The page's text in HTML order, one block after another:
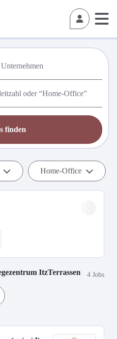
finden
Home-Office
ItzTerrassen 4 Jobs